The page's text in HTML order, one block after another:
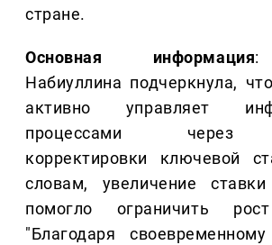
стране.
Основная информация:
Набиуллина подчеркнула,
активно управляет
процессами через
корректировки ключевой
словам, увеличение
помогло ограничить
"Благодаря